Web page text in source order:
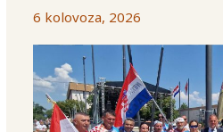
6 kolovoza, 2026